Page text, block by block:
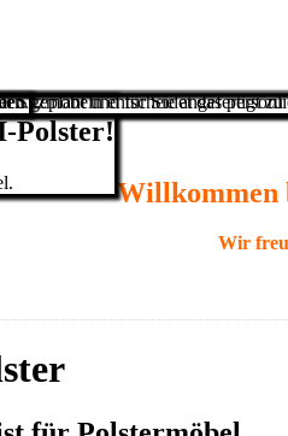
geplant und für Sie angefertigt
Polster!
Sitzmöbeln entscheidet das
Willkommen
Wir